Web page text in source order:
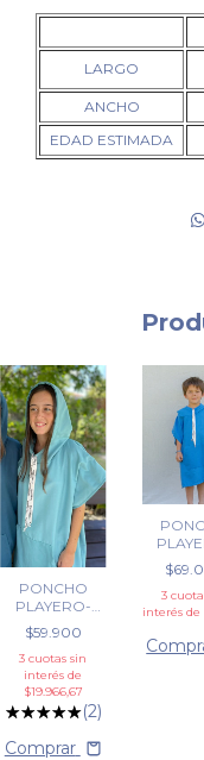
LARGO
ANCHO
EDAD ESTIMADA
PONCHO
PLAYERO-
Azul Aero
$59.900
3 cuotas sin
interés de
$19.966,67
(2)
Comprar
Azul
3
interés de